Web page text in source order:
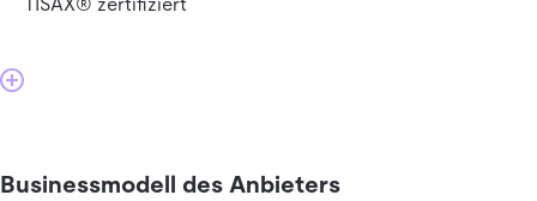
Businessmodell des Anbieters